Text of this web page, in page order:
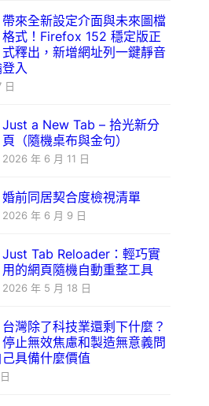
帶來全新設定介面與未來圖檔
格式！Firefox 152 穩定版正
式釋出，新增網址列一鍵靜音
入
日
Just a New Tab – 拾光新分
頁（隨機桌布與金句）
2026 年 6 月 11 日
婚前同居契合度檢視清單
2026 年 6 月 9 日
Just Tab Reloader：輕巧實
用的網頁隨機自動重整工具
2026 年 5 月 18 日
台灣除了科技業還剩下什麼？
停止無效焦慮和製造無意義問
具備什麼價值